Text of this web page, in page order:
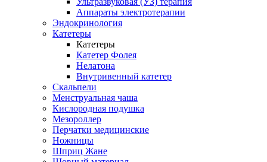
Аппараты электротерапии
Эндокринология
Катетеры
Катетеры
Катетер Фолея
Нелатона
Внутривенный катетер
Скальпели
Менструальная чаша
Кислородная подушка
Мезороллер
Перчатки медицинские
Ножницы
Шприц Жане